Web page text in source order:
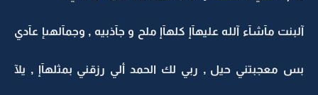
آلبنت مآشآء آلله عليهآإ كلهآإ ملح و جآذبيه , وجمآلهىإ عآدي
بس معجبتني حيل , ربي لك الحمد ألي رزقني بمثلهآإ , يلآ